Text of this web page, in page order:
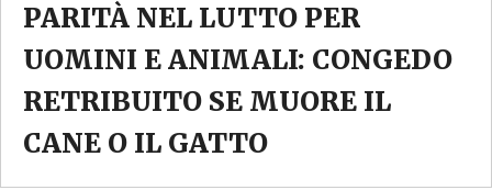
PARITÀ NEL LUTTO PER
UOMINI E ANIMALI: CONGEDO
RETRIBUITO SE MUORE IL
CANE O IL GATTO